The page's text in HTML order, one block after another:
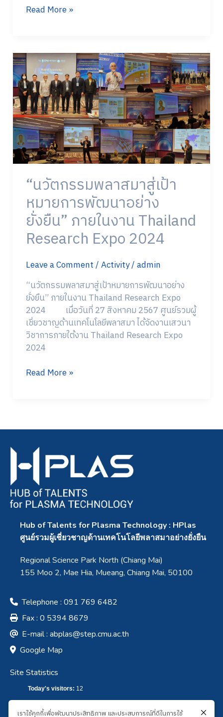
ผลัก
ชัน
และ
เทคโนโลยี
พลาสมา
ใน
อาเซียน
Read More »
“นวัตกรรมพลาสมาสู่เป้า
หมายการพัฒนาอย่าง
ยั่งยืน” ภายในงาน Thailand
Research Expo 2024​
Leave a Comment/Activity/admin
“นวัตกรรมพลาสมาสู่เป้าหมายการพัฒนาอย่าง
ยั่งยืน” ภายในงาน Thailand Research Expo
2024 เมื่อวันที่ 27 สิงหาคม 2567 ศูนย์รวมผู้
เชี่ยวชาญด้านเทคโนโลยีพลาสมา ได้จัดงานเสวนา
วิชาการภายใต้งาน Thailand Research Expo
2024
“นวัตกรรม
พลาสมา
สู่
เป้า
หมาย
การ
พัฒนา
อย่าง
ยั่งยืน”
งาน
Research
Expo
2024​
Read More »
Hub of Talents for Plasma Technology : HPlas
ศูนย์รวมผู้เชี่ยวชาญด้านเทคโนโลยีพลาสมาอย่างยั่งยืน
Regional Science Park North (Chiang Mai)
155 Moo 2, Mae Hia, Mueang, Chiang Mai, 50100
Telephone : 091 769 6482
Fax : 0 5394 8679
E-mail : abplas@step.cmu.ac.th
Google Map
Site Statistics
Today's visitors: 12
เราใช้คุกกี้เพื่อพัฒนาประสิทธิภาพ และประสบการณ์ที่ดีในการใช้